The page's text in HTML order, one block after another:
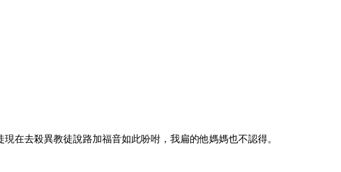
在去殺異教徒說路加福音如此吩咐，我扁的他媽媽也不認得。